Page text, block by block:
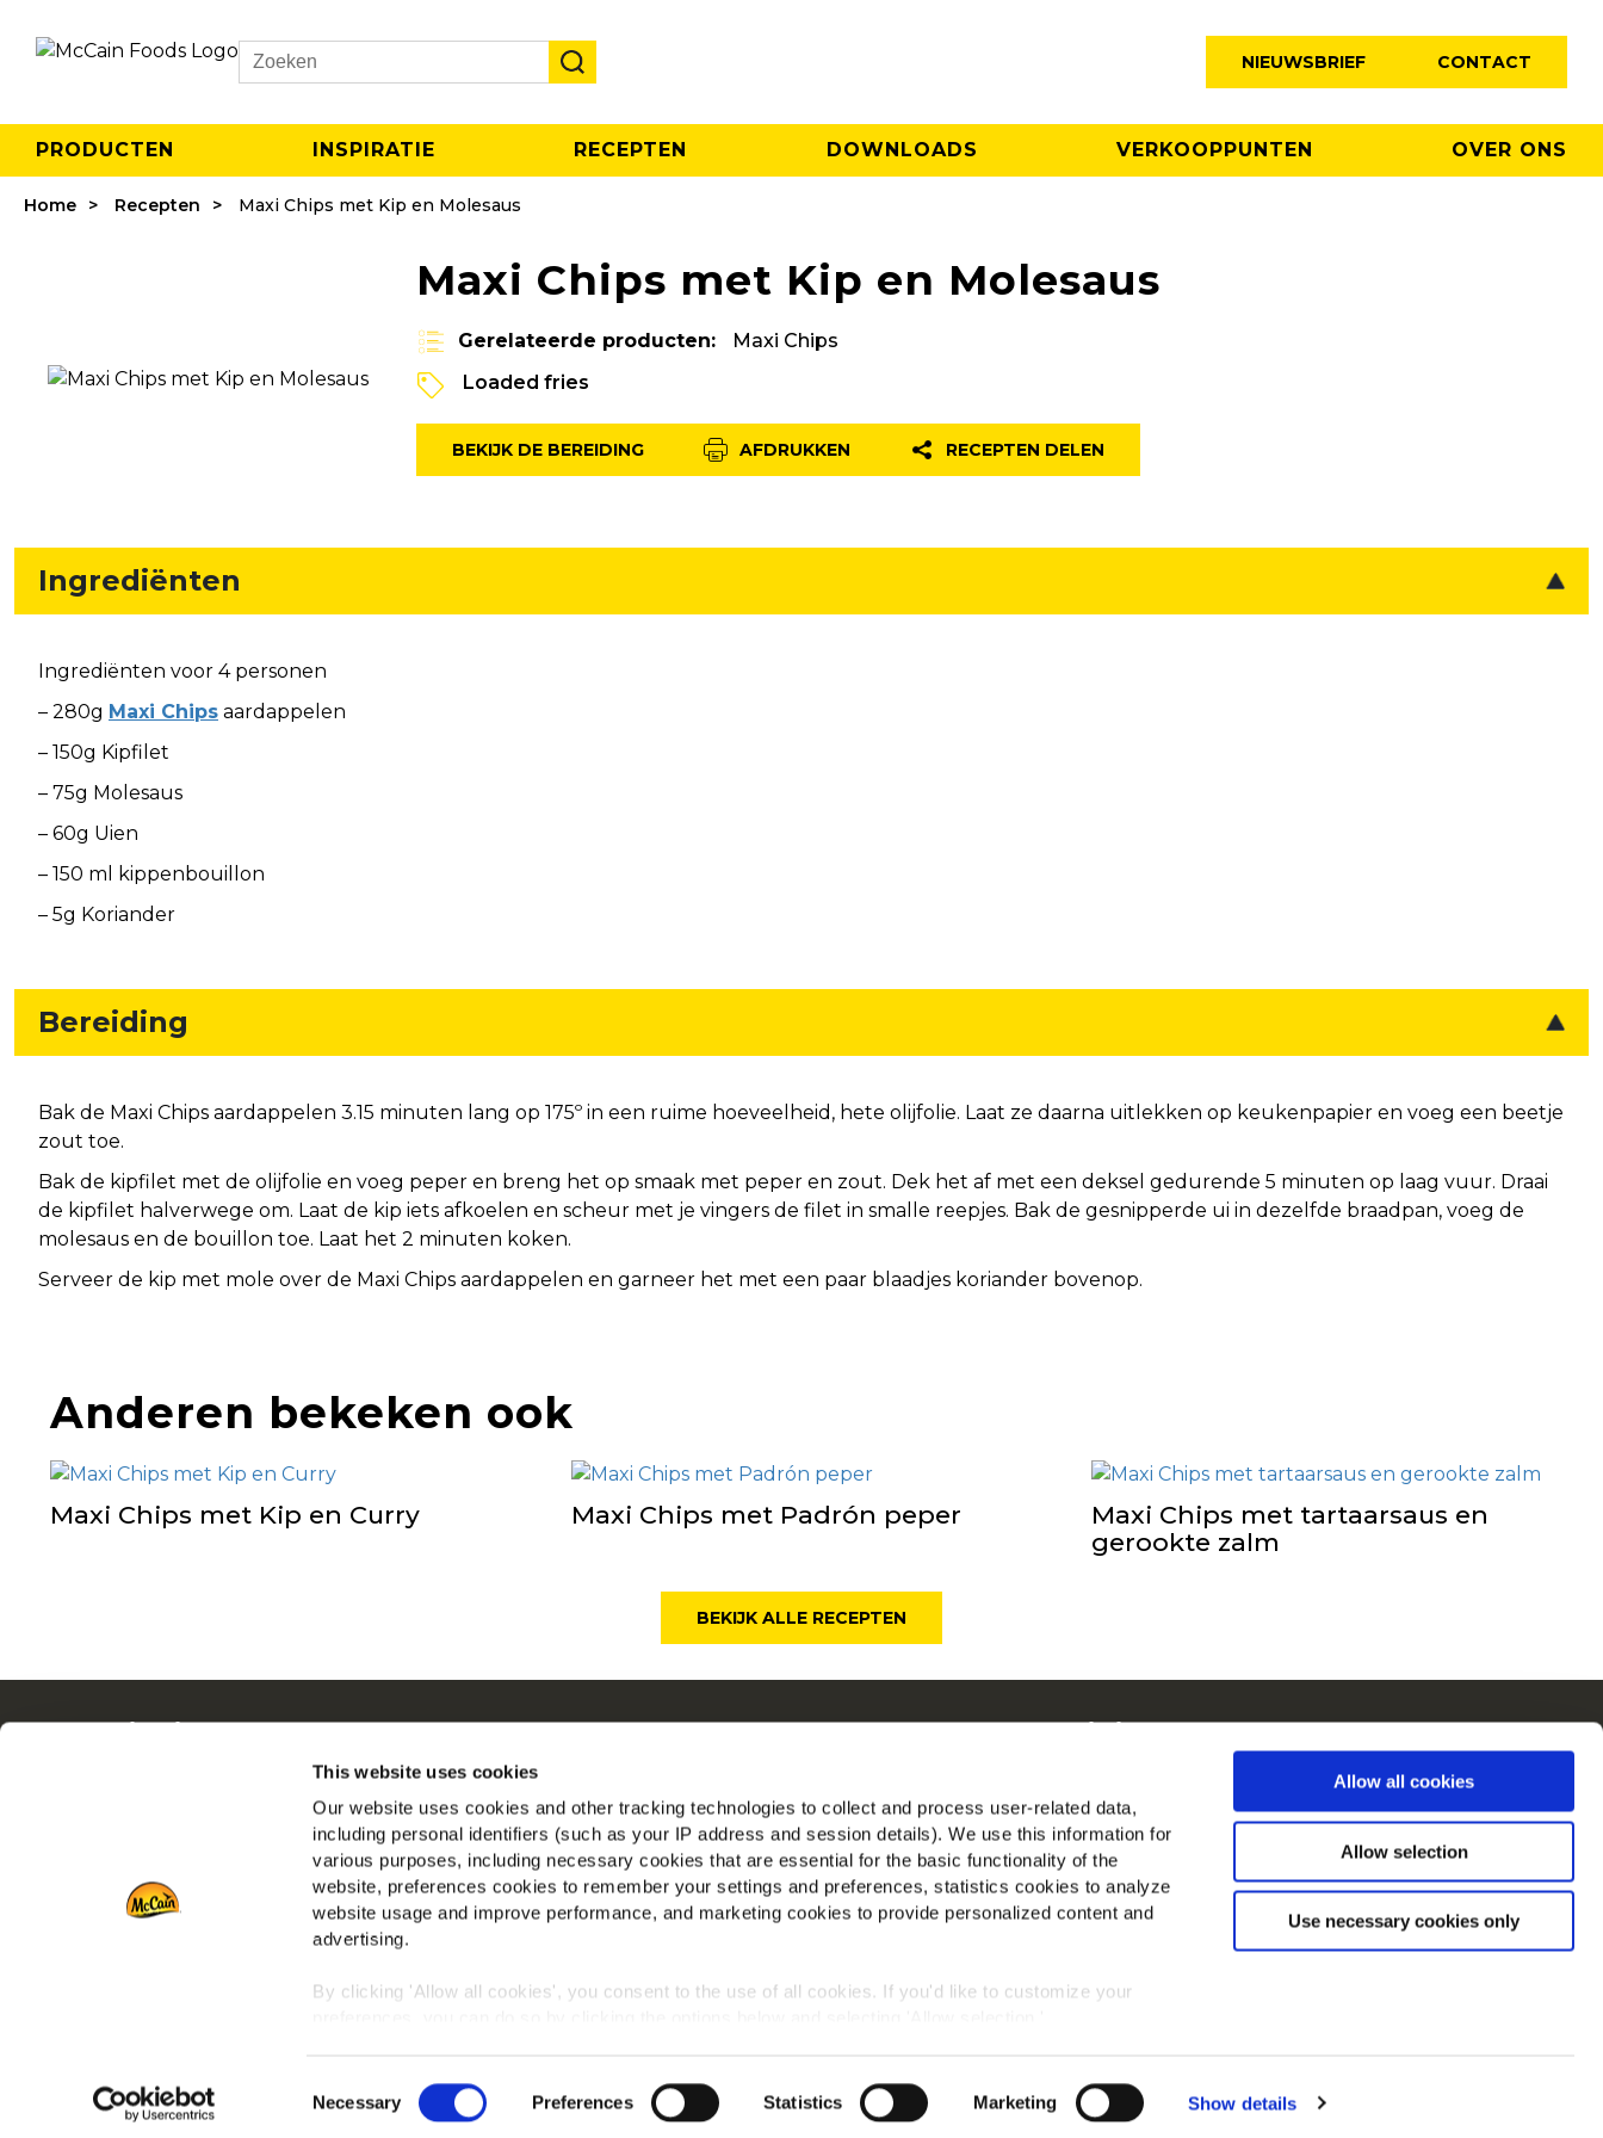
This website uses cookies
Our website uses cookies and other tracking technologies to collect and process user-related data,
including personal identifiers (such as your IP address and session details). We use this information for
various purposes, including necessary cookies that are essential for the basic functionality of the
website, preferences cookies to remember your settings and preferences, statistics cookies to analyze
website usage and improve performance, and marketing cookies to provide personalized content and
advertising.
By clicking 'Allow all cookies', you consent to the use of all cookies. If you'd like to customize your
any time by clicking on the "Cookies" link in the footer of the page.
Selection
Necessary Preferences Statistics Marketing Show details
Allow all cookies
Allow selection
Use necessary cookies only
Search
NIEUWSBRIEF CONTACT
PRODUCTEN INSPIRATIE RECEPTEN DOWNLOADS VERKOOPPUNTEN OVER ONS
Home Recepten Maxi Chips met Kip en Molesaus
Maxi Chips met Kip en Molesaus
Gerelateerde producten:
Maxi Chips
Loaded fries
BEKIJK DE BEREIDING AFDRUKKEN RECEPTEN DELEN
Ingrediënten
Ingrediënten voor 4 personen
– 280g Maxi Chips aardappelen
– 150g Kipfilet
– 75g Molesaus
– 60g Uien
– 150 ml kippenbouillon
– 5g Koriander
Bereiding
Bak de Maxi Chips aardappelen 3.15 minuten lang op 175º in een ruime hoeveelheid, hete olijfolie. Laat ze daarna uitlekken op keukenpapier en voeg een beetje
zout toe.
Bak de kipfilet met de olijfolie en voeg peper en breng het op smaak met peper en zout. Dek het af met een deksel gedurende 5 minuten op laag vuur. Draai
de kipfilet halverwege om. Laat de kip iets afkoelen en scheur met je vingers de filet in smalle reepjes. Bak de gesnipperde ui in dezelfde braadpan, voeg de
molesaus en de bouillon toe. Laat het 2 minuten koken.
Serveer de kip met mole over de Maxi Chips aardappelen en garneer het met een paar blaadjes koriander bovenop.
Anderen bekeken ook
Maxi Chips met Kip en Curry Maxi Chips met Padrón peper
Maxi Chips met tartaarsaus en
gerookte zalm
BEKIJK ALLE RECEPTEN
Navigatie
Downloads
Over ons
Driven by Our Roots
Banen
Veelgestelde vragen
Dienst
Retail
McCain in Europa
Vind ons op
©2026 McCain® Foods Limited | All rights reserved